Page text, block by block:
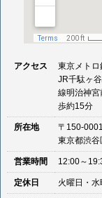
アクセス
東京メト
JR千駄ヶ
線明治神
歩約15分
所在地
〒150-0001
東京都渋
営業時間 12:00～
定休日 火曜日・水